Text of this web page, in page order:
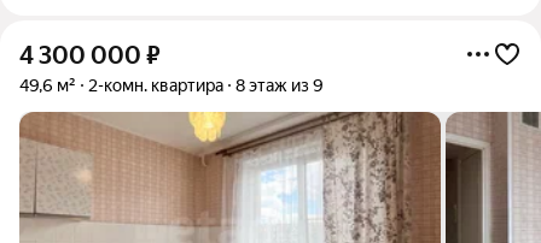
4 300 000 ₽
49,6 м² 2-комн. квартира 8 этаж из 9